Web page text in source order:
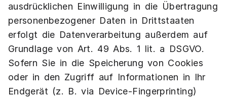
ausdrücklichen Einwilligung in die Übertragung
personenbezogener Daten in Drittstaaten
erfolgt die Datenverarbeitung außerdem auf
Grundlage von Art. 49 Abs. 1 lit. a DSGVO.
Sofern Sie in die Speicherung von Cookies
oder in den Zugriff auf Informationen in Ihr
Endgerät (z. B. via Device-Fingerprinting)